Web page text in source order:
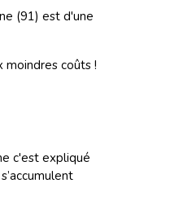
(91) est d'une
coûts !
c'est expliqué